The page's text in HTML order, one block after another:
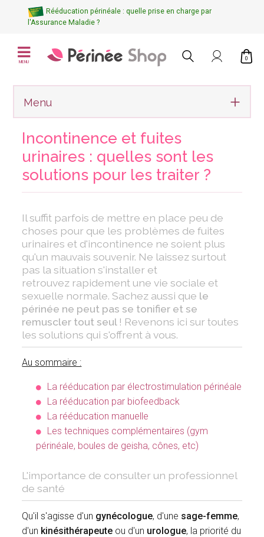
Rééducation périnéale : quelle prise en charge par
l'Assurance Maladie ?
MENU
0
Incontinence et fuites
urinaires : quelles sont les
solutions pour les traiter ?
Il suffit parfois de mettre en place peu de
choses pour que les problèmes de fuites
urinaires et d'incontinence ne soient plus
qu'un mauvais souvenir. Ne laissez surtout
pas la situation s'installer et
retrouvez rapidement une vie sociale et
sexuelle normale. Sachez aussi que le
périnée ne peut pas se tonifier et se
remuscler tout seul ! Revenons ici sur toutes
les solutions qui s'offrent à vous.
Au sommaire :
La rééducation par électrostimulation périnéale
La rééducation par biofeedback
La rééducation manuelle
Les techniques complémentaires (gym
périnéale, boules de geisha, cônes, etc)
L'importance de consulter un professionnel
de santé
Qu'il s'agisse d'un gynécologue, d'une sage-femme,
d'un kinésithérapeute ou d'un urologue, la priorité du
Menu